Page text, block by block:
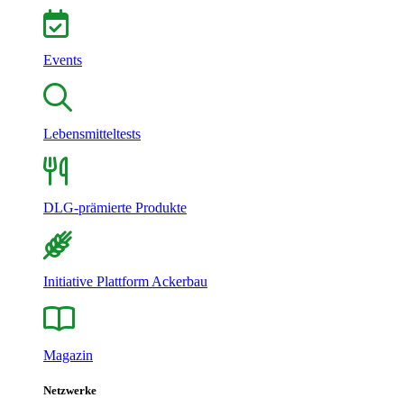
Events
Lebensmitteltests
DLG-prämierte Produkte
Initiative Plattform Ackerbau
Magazin
Netzwerke